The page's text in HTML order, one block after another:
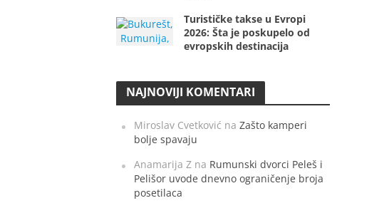
Turističke takse u Evropi
2026: Šta je poskupelo od
evropskih destinacija
NAJNOVIJI KOMENTARI
Miroslav Cvetković naZašto kamperi
bolje spavaju
Anamarija Z na Rumunski dvorci Peleš i
Pelišor uvode dnevno ograničenje broja
posetilaca